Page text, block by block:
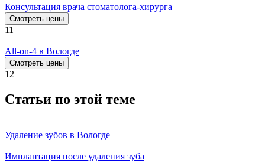
Консультация врача стоматолога-хирурга
Смотреть цены
11
All-on-4 в Вологде
Смотреть цены
12
Статьи по этой теме
Удаление зубов в Вологде
Имплантация после удаления зуба